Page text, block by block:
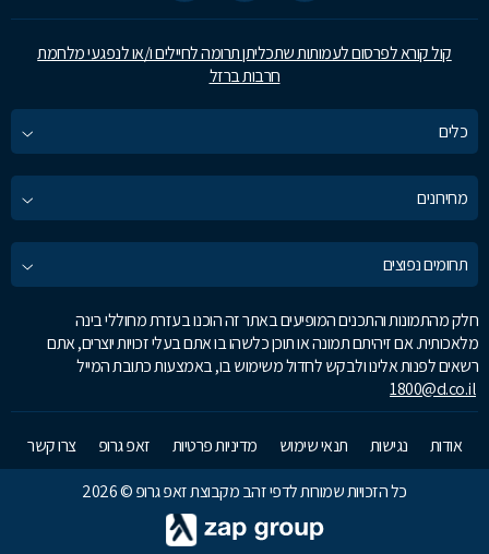
קול קורא לפרסום לעמותות שתכליתן תרומה לחיילים ו/או לנפגעי מלחמת
חרבות ברזל
כלים
מחירונים
תחומים נפוצים
חלק מהתמונות והתכנים המופיעים באתר זה הוכנו בעזרת מחוללי בינה
מלאכותית. אם זיהיתם תמונה או תוכן כלשהו בו אתם בעלי זכויות יוצרים, אתם
רשאים לפנות אלינו ולבקש לחדול משימוש בו, באמצעות כתובת המייל
1800@d.co.il
אודות נגישות תנאי שימוש מדיניות פרטיות זאפ גרופ
צרו קשר
כל הזכויות שמורות לדפי זהב מקבוצת זאפ גרופ © 2026